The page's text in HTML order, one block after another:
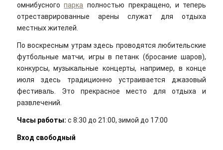
омнибусногопарка полностью прекращено, и теперь
отреставрированные арены служат для отдыха
местных жителей.
По воскресным утрам здесь проводятся любительские
футбольные матчи, игры в петанк (бросание шаров),
конкурсы, музыкальные концерты, например, в конце
июля здесь традиционно устраивается джазовый
фестиваль. Это прекрасное место для отдыха и
развлечений.
Часы работы: с 8:30 до 21:00, зимой до 17:00
Вход свободный